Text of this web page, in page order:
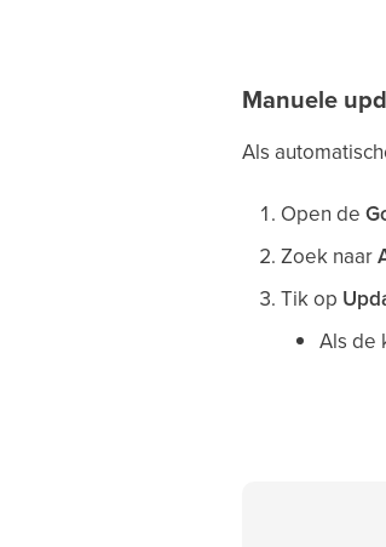
Manuele
Als
Open de
Zoek naar
Tik op
Als de